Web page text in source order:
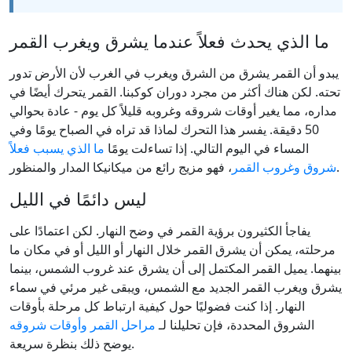
ما الذي يحدث فعلاً عندما يشرق ويغرب القمر
يبدو أن القمر يشرق من الشرق ويغرب في الغرب لأن الأرض تدور
تحته. لكن هناك أكثر من مجرد دوران كوكبنا. القمر يتحرك أيضًا في
مداره، مما يغير أوقات شروقه وغروبه قليلاً كل يوم - عادة بحوالي
50 دقيقة. يفسر هذا التحرك لماذا قد تراه في الصباح يومًا وفي
المساء في اليوم التالي. إذا تساءلت يومًا ما الذي يسبب فعلاً
شروق وغروب القمر، فهو مزيج رائع من ميكانيكا المدار والمنظور.
ليس دائمًا في الليل
يفاجأ الكثيرون برؤية القمر في وضح النهار. لكن اعتمادًا على
مرحلته، يمكن أن يشرق القمر خلال النهار أو الليل أو في مكان ما
بينهما. يميل القمر المكتمل إلى أن يشرق عند غروب الشمس، بينما
يشرق ويغرب القمر الجديد مع الشمس، ويبقى غير مرئي في سماء
النهار. إذا كنت فضوليًا حول كيفية ارتباط كل مرحلة بأوقات
الشروق المحددة، فإن تحليلنا لـمراحل القمر وأوقات شروقه
يوضح ذلك بنظرة سريعة.